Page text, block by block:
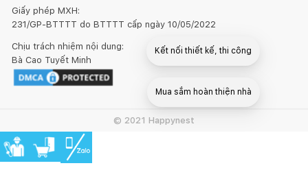
Đồ nội thất bằng gỗ sẽ có sự khác nhau về vân gỗ hoặc
những tì vết tự nhiên mà không làm ảnh hưởng đến chất lượng
và tính thẩm mỹ của sản phẩm.
1. Đối với đồ gỗ ngoài trời:
Giấy phép MXH:
231/GP-BTTTT do BTTTT cấp ngày 10/05/2022
Chịu trách nhiệm nội dung:
Bà Cao Tuyết Minh
© 2021 Happynest